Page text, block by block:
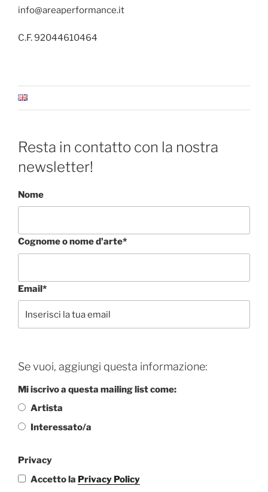
info@areaperformance.it
C.F. 92044610464
Resta in contatto con la nostra
newsletter!
Nome
Cognome o nome d'arte*
Email*
Se vuoi, aggiungi questa informazione:
Mi iscrivo a questa mailing list come:
Artista
Interessato/a
Privacy
Accetto la Privacy Policy